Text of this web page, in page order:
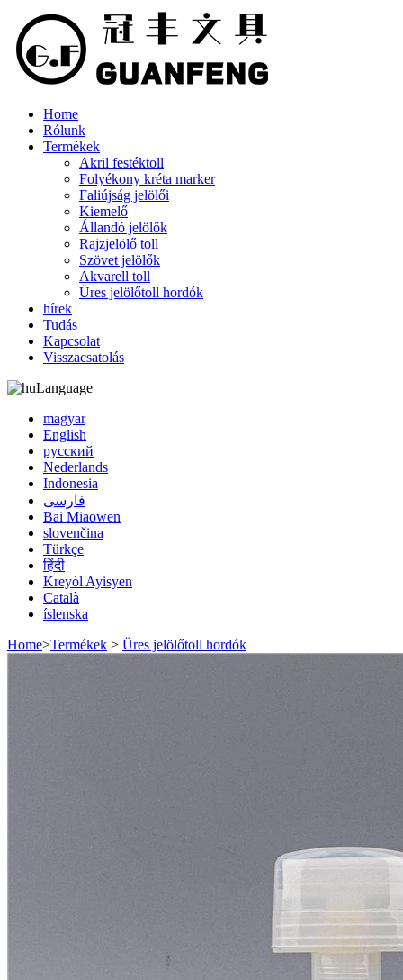
Home
Rólunk
Termékek
Akril festéktoll
Folyékony kréta marker
Faliújság jelölői
Kiemelő
Állandó jelölők
Rajzjelölő toll
Szövet jelölők
Akvarell toll
Üres jelölőtoll hordók
hírek
Tudás
Kapcsolat
Visszacsatolás
Language
magyar
English
русский
Nederlands
Indonesia
فارسی
Bai Miaowen
slovenčina
Türkçe
हिंदी
Kreyòl Ayisyen
Català
íslenska
Home>Termékek > Üres jelölőtoll hordók